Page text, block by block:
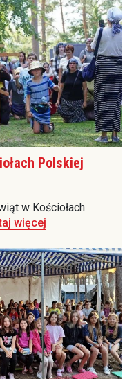
Polskiej
w Kościołach
więcej